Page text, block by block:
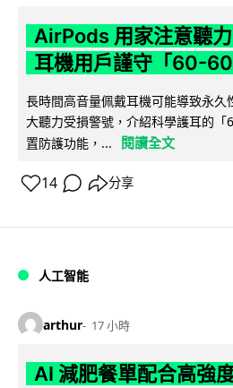
AirPods 用家注意聽
耳機用戶謹守「60-
長時間高音量佩戴耳機可能導致永
大聽力受損警號，介紹科學護耳的
置防護功能，...
閱讀全文
14 分享
人工智能
arthur 17 小時
AI 減肥餐單配合高強